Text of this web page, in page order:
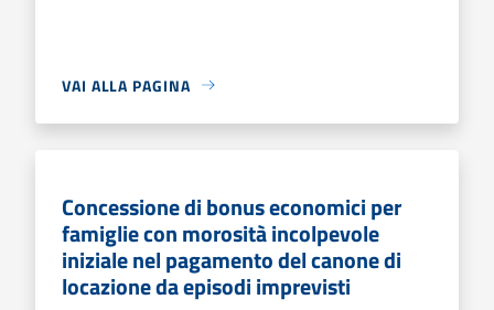
VAI ALLA PAGINA
Concessione di bonus economici per
famiglie con morosità incolpevole
iniziale nel pagamento del canone di
locazione da episodi imprevisti